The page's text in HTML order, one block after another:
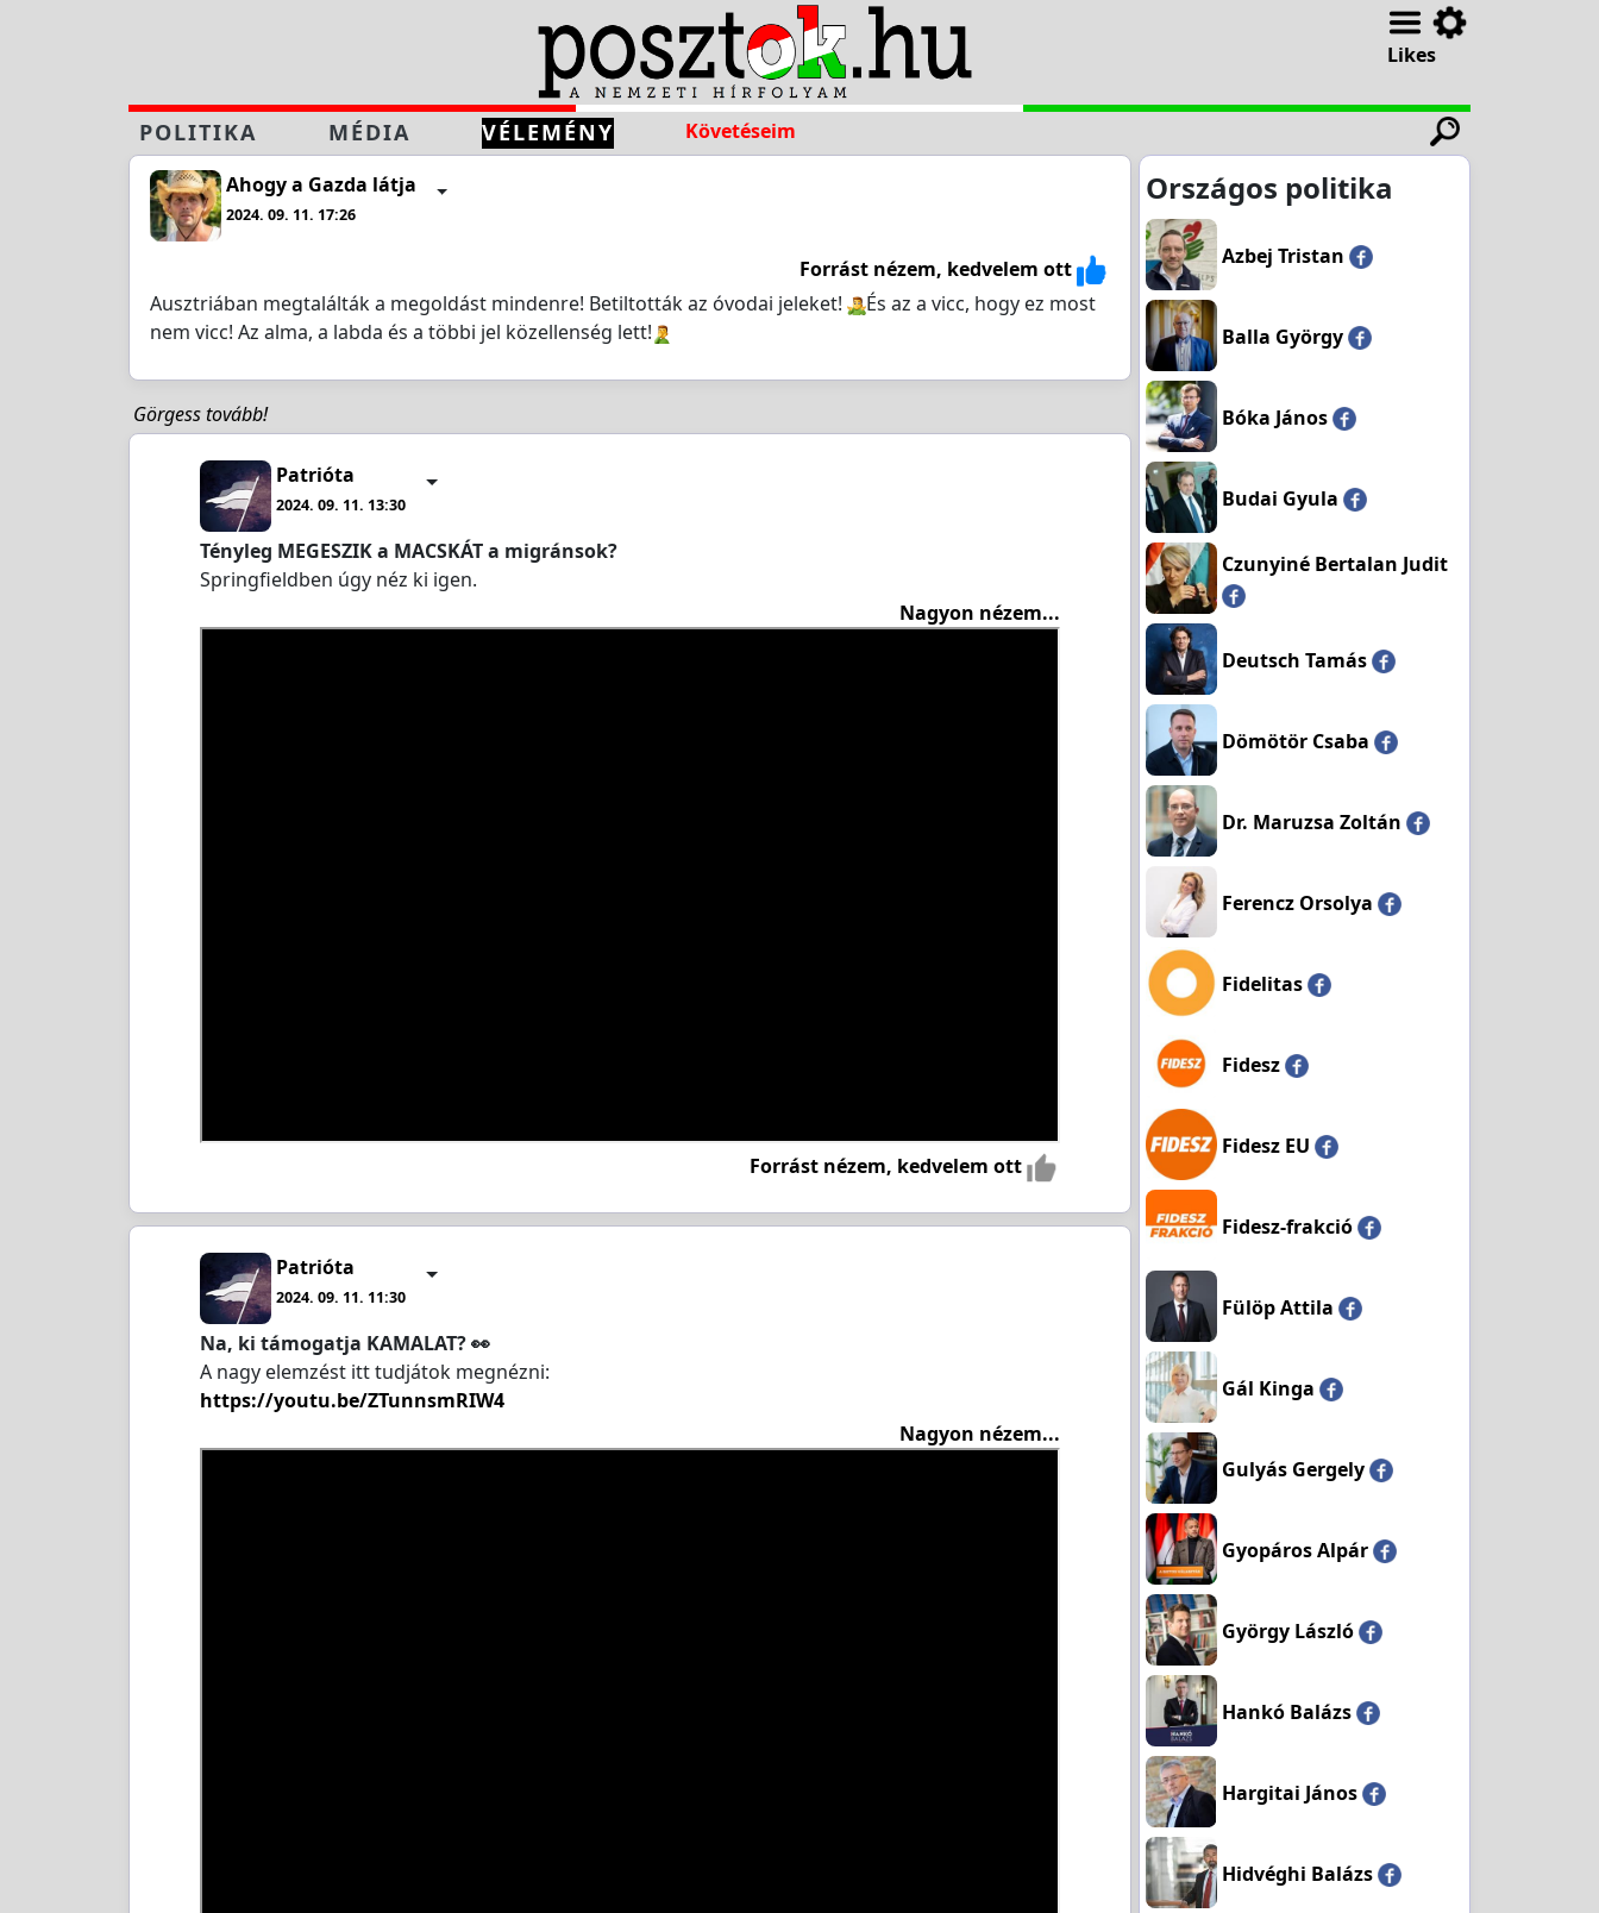
Likes
POLITIKA MÉDIA VÉLEMÉNY Követéseim
Ahogy a Gazda látja
2024. 09. 11. 17:26
Forrást nézem, kedvelem ott
Ausztriában megtalálták a megoldást mindenre! Betiltották az óvodai jeleket!
️És az a vicc, hogy ez most
nem vicc! Az alma, a labda és a többi jel közellenség lett!
Görgess tovább!
Patrióta
2024. 09. 11. 13:30
Tényleg MEGESZIK a MACSKÁT a migránsok?
Springfieldben úgy néz ki igen.
Nagyon nézem...
Forrást nézem, kedvelem ott
Patrióta
2024. 09. 11. 11:30
Na, ki támogatja KAMALAT? 👀
A nagy elemzést itt tudjátok megnézni:
https://youtu.be/ZTunnsmRIW4
Nagyon nézem...
Országos politika
Azbej Tristan
Balla György
Bóka János
Budai Gyula
Czunyiné Bertalan Judit
Deutsch Tamás
Dömötör Csaba
Dr. Maruzsa Zoltán
Ferencz Orsolya
Fidelitas
Fidesz
Fidesz EU
Fidesz-frakció
Fülöp Attila
Gál Kinga
Gulyás Gergely
Gyopáros Alpár
György László
Hankó Balázs
Hargitai János
Hidvéghi Balázs